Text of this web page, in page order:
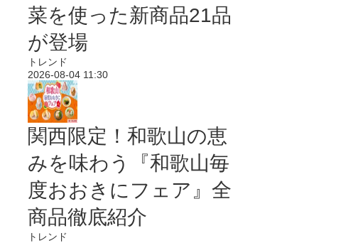
菜を使った新商品21品
が登場
トレンド
2026-08-04 11:30
関西限定！和歌山の恵
みを味わう『和歌山毎
度おおきにフェア』全
商品徹底紹介
トレンド